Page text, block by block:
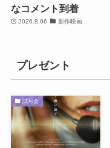
なコメント到着
2026.8.06 新作映画
プレゼント
試写会